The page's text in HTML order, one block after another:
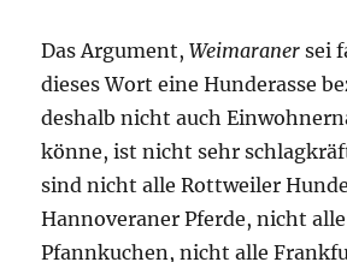
Das Argument,Weimaraner sei
dieses Wort eine Hunderasse
deshalb nicht auch
könne, ist nicht sehr
sind nicht alle Rottweiler
Hannoveraner Pferde, nicht
Pfannkuchen, nicht alle